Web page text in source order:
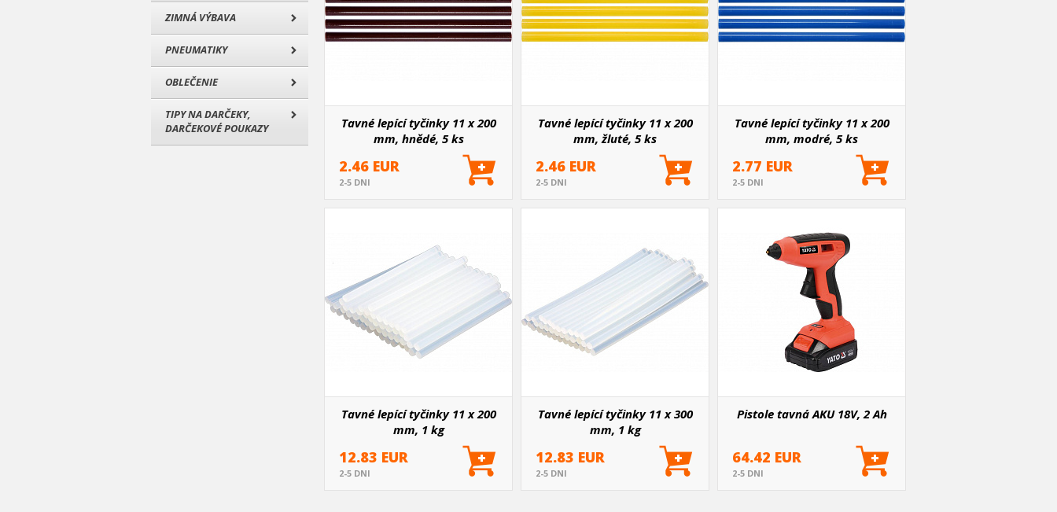
ZIMNÁ VÝBAVA
PNEUMATIKY
OBLEČENIE
TIPY NA DARČEKY,
DARČEKOVÉ POUKAZY
Tavné lepící tyčinky 11 x 200
mm, hnědé, 5 ks
2.46 EUR
2-5 DNI
Tavné lepící tyčinky 11 x 200
mm, žluté, 5 ks
2.46 EUR
2-5 DNI
Tavné lepící tyčinky 11 x 200
mm, modré, 5 ks
2.77 EUR
2-5 DNI
Tavné lepící tyčinky 11 x 200
mm, 1 kg
12.83 EUR
2-5 DNI
Tavné lepící tyčinky 11 x 300
mm, 1 kg
12.83 EUR
2-5 DNI
Pistole tavná AKU 18V, 2 Ah
64.42 EUR
2-5 DNI